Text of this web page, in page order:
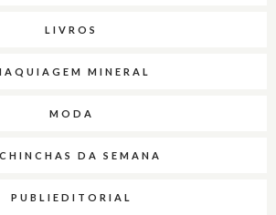
LIVROS
MINERAL
MODA
DA SEMANA
PUBLIEDITORIAL